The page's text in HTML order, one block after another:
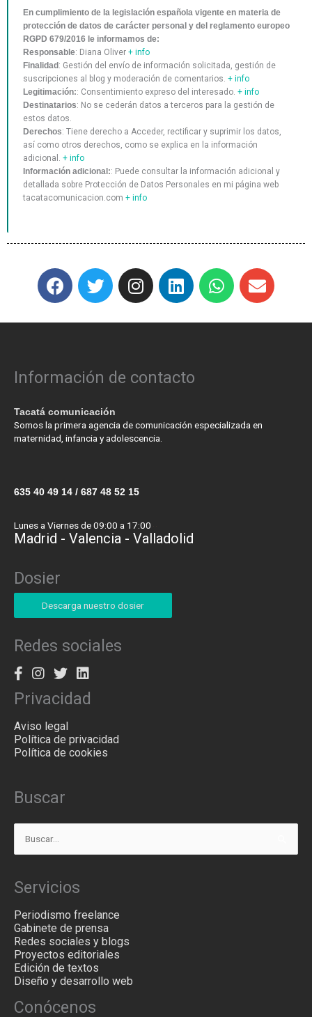
En cumplimiento de la legislación española vigente en materia de
protección de datos de carácter personal y del reglamento europeo
RGPD 679/2016 le informamos de:
Responsable: Diana Oliver+ info
Finalidad: Gestión del envío de información solicitada, gestión de
suscripciones al blog y moderación de comentarios.+ info
Legitimación:: Consentimiento expreso del interesado.+ info
Destinatarios: No se cederán datos a terceros para la gestión de
estos datos.
Derechos: Tiene derecho a Acceder, rectificar y suprimir los datos,
así como otros derechos, como se explica en la información
adicional.+ info
Información adicional:: Puede consultar la información adicional y
detallada sobre Protección de Datos Personales en mi página web
tacatacomunicacion.com+ info
F
a
e
o
T
w
t
r
I
n
t
r
L
i
k
i
W
h
t
E
n
e
Información de contacto
Tacatá comunicación
Somos la primera agencia de comunicación especializada en
maternidad, infancia y adolescencia.
635 40 49 14 / 687 48 52 15
Lunes a Viernes de 09:00 a 17:00
Madrid - Valencia - Valladolid
Dosier
Descarga nuestro dosier
Redes sociales
Privacidad
Aviso legal
Política de privacidad
Política de cookies
Buscar
Buscar
por:
Servicios
Periodismo freelance
Gabinete de prensa
Redes sociales y blogs
Proyectos editoriales
Edición de textos
Diseño y desarrollo web
Conócenos